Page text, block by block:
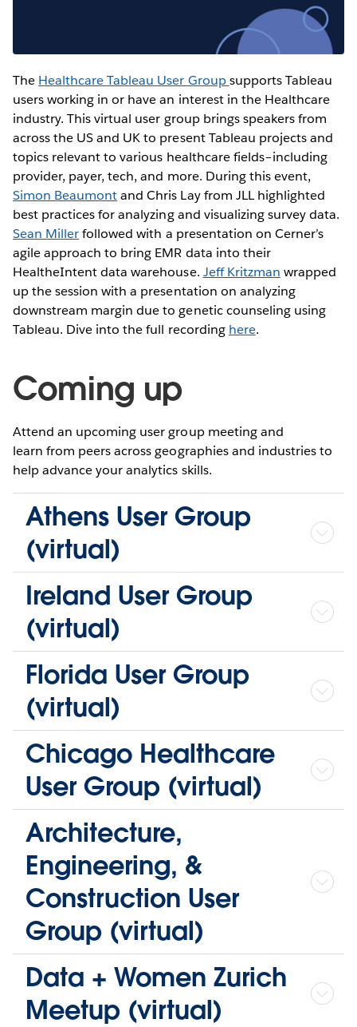
The Healthcare Tableau User Groupsupports Tableau
users working in or have an interest in the Healthcare
industry. This virtual user group brings speakers from
across the US and UK to present Tableau projects and
topics relevant to various healthcare fields–including
provider, payer, tech, and more. During this event,
Simon Beaumontand Chris Lay from JLL highlighted
best practices for analyzing and visualizing survey data.
Sean Millerfollowed with a presentation on Cerner’s
agile approach to bring EMR data into their
HealtheIntent data warehouse. Jeff Kritzman wrapped
up the session with a presentation on analyzing
downstream margin due to genetic counseling using
Tableau. Dive into the full recording here.
Coming up
Attend an upcoming user group meeting and
learn from peers across geographies and industries to
help advance your analytics skills.
Athens User Group
(virtual)
Ireland User Group
(virtual)
Florida User Group
(virtual)
Chicago Healthcare
User Group (virtual)
Architecture,
Engineering, &
Construction User
Group (virtual)
Data + Women Zurich
Meetup (virtual)